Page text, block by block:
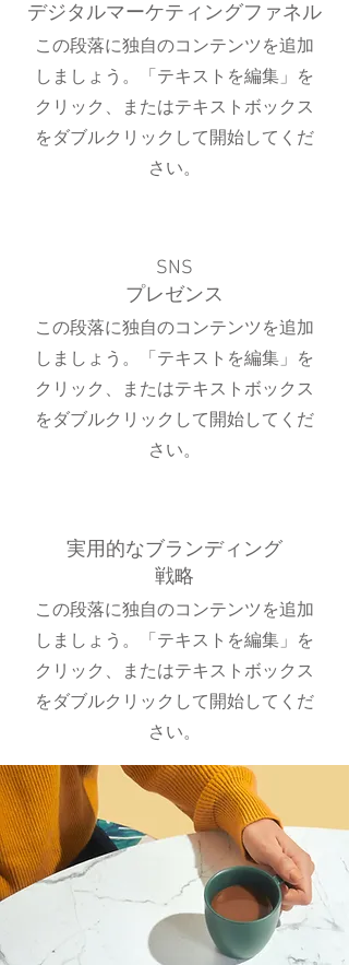
デジタルマーケティングファネル
この段落に独自のコンテンツを追加
しましょう。「テキストを編集」を
クリック、またはテキストボックス
をダブルクリックして開始してくだ
さい。
SNS
プレゼンス
この段落に独自のコンテンツを追加
しましょう。「テキストを編集」を
クリック、またはテキストボックス
をダブルクリックして開始してくだ
さい。
実用的なブランディング
戦略
この段落に独自のコンテンツを追加
しましょう。「テキストを編集」を
クリック、またはテキストボックス
をダブルクリックして開始してくだ
さい。